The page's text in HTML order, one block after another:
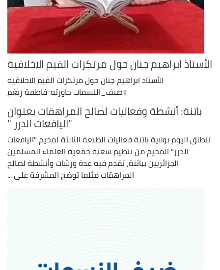
الأستاذ ابراهيم جنان حول مرتكزات القيم الاخلاقية
الأستاذ ابراهيم جنان حول مرتكزات القيم الاخلاقية
#ضيف_النسمات حاورته: فاطمة زيغم
باتنة: أنشطة وفعاليات لصالح المراهقات بعنوان
"اليافعات الدرر "
تنطلق اليوم بولاية باتنة فعاليات الطبعة الثالثة لمخيم "اليافعات
الدرر" المخيم من تنظيم شعبة جمعية العلماء المسلمين
الجزائريين بباتنة، تقدم فيه عدة ورشات وأنشطة لصالح
المراهقات مثلما توضح المشرفة على ...